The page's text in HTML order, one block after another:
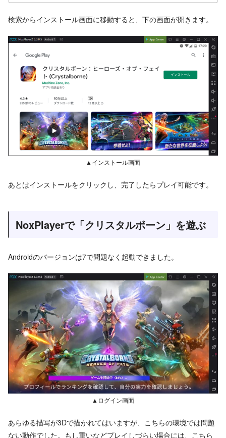
検索からインストール画面に移動すると、下の画面が開きます。
▲インストール画面
あとはインストールをクリックし、完了したらプレイ可能です。
NoxPlayerで「クリスタルボーン」を遊ぶ
Androidのバージョンは7で問題なく起動できました。
▲ログイン画面
あらゆる描写が3Dで描かれてはいますが、こちらの環境では問題
ない動作でした。もし重いなどプレイしづらい場合には、こちら